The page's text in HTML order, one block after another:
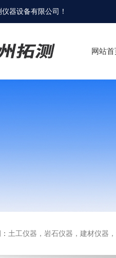
器设备有限公司 ！
网站首
土工仪器，岩石仪器，建材仪器，道